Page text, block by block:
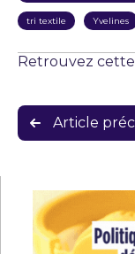
tri textile Yvelines
Retrouvez
de
Article